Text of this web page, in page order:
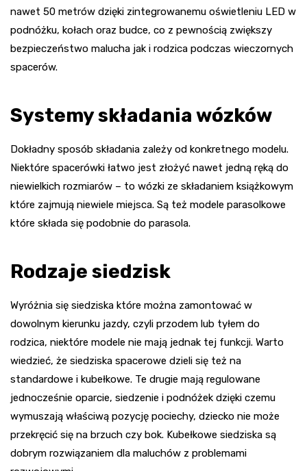
nawet 50 metrów dzięki zintegrowanemu oświetleniu LED w
podnóżku, kołach oraz budce, co z pewnością zwiększy
bezpieczeństwo malucha jak i rodzica podczas wieczornych
spacerów.
Systemy składania wózków
Dokładny sposób składania zależy od konkretnego modelu.
Niektóre spacerówki łatwo jest złożyć nawet jedną ręką do
niewielkich rozmiarów – to wózki ze składaniem książkowym
które zajmują niewiele miejsca. Są też modele parasolkowe
które składa się podobnie do parasola.
Rodzaje siedzisk
Wyróżnia się siedziska które można zamontować w
dowolnym kierunku jazdy, czyli przodem lub tyłem do
rodzica, niektóre modele nie mają jednak tej funkcji. Warto
wiedzieć, że siedziska spacerowe dzieli się też na
standardowe i kubełkowe. Te drugie mają regulowane
jednocześnie oparcie, siedzenie i podnóżek dzięki czemu
wymuszają właściwą pozycję pociechy, dziecko nie może
przekręcić się na brzuch czy bok. Kubełkowe siedziska są
dobrym rozwiązaniem dla maluchów z problemami